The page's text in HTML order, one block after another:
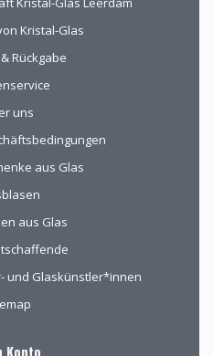
Kristal-Glas
Rückgabe
uns
aus Glas
aus Glas
und Glaskünstler*innen
Konto